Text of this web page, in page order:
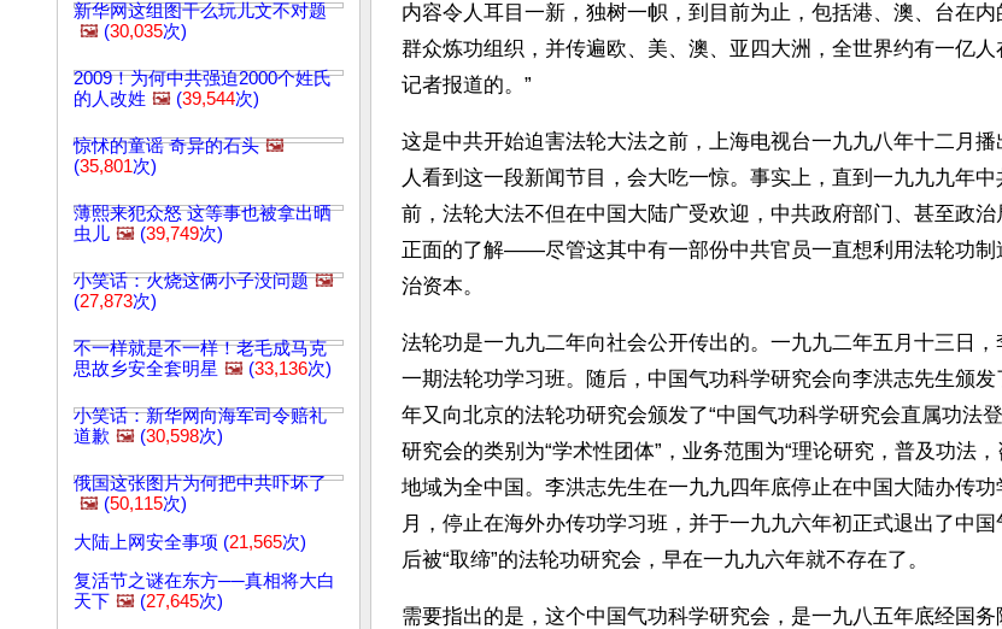
新华网这组图干么玩儿文不对题
🖼️ (30,035次)
2009！为何中共强迫2000个姓氏
的人改姓 🖼️ (39,544次)
惊怵的童谣 奇异的石头 🖼️
(35,801次)
薄熙来犯众怒 这等事也被拿出晒
虫儿 🖼️ (39,749次)
小笑话：火烧这俩小子没问题 🖼️
(27,873次)
不一样就是不一样！老毛成马克
思故乡安全套明星 🖼️ (33,136次)
小笑话：新华网向海军司令赔礼
道歉 🖼️ (30,598次)
俄国这张图片为何把中共吓坏了
🖼️ (50,115次)
大陆上网安全事项 (21,565次)
复活节之谜在东方──真相将大白
天下 🖼️ (27,645次)
内容令人耳目一新，独树一帜，到目前为止，包括港、澳、台在
群众炼功组织，并传遍欧、美、澳、亚四大洲，全世界约有一亿
记者报道的。”
这是中共开始迫害法轮大法之前，上海电视台一九九八年十二月
人看到这一段新闻节目，会大吃一惊。事实上，直到一九九九年
前，法轮大法不但在中国大陆广受欢迎，中共政府部门、甚至政
正面的了解——尽管这其中有一部份中共官员一直想利用法轮功制
治资本。
法轮功是一九九二年向社会公开传出的。一九九二年五月十三日
一期法轮功学习班。随后，中国气功科学研究会向李洪志先生颁
年又向北京的法轮功研究会颁发了“中国气功科学研究会直属功法
研究会的类别为“学术性团体”，业务范围为“理论研究，普及功法
地域为全中国。李洪志先生在一九九四年底停止在中国大陆办传
月，停止在海外办传功学习班，并于一九九六年初正式退出了中
后被“取缔”的法轮功研究会，早在一九九六年就不存在了。
需要指出的是，这个中国气功科学研究会，是一九八五年底经国